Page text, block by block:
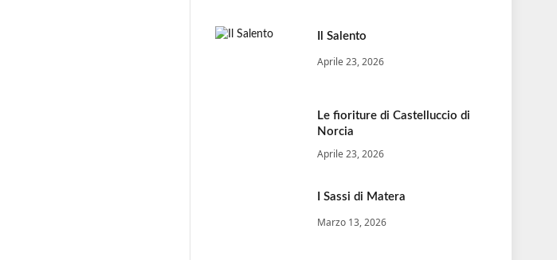
Il Salento
Aprile 23, 2026
Le fioriture di Castelluccio di
Norcia
Aprile 23, 2026
I Sassi di Matera
Marzo 13, 2026